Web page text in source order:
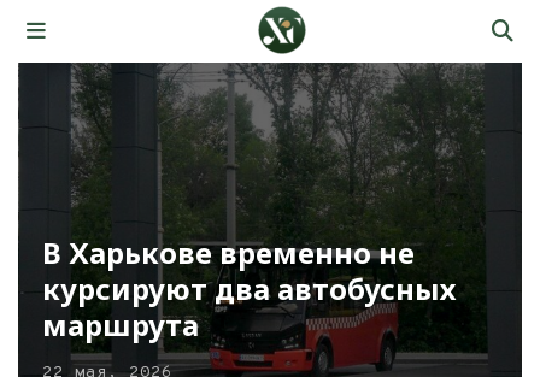
В Харькове временно не
курсируют два автобусных
маршрута
22 мая, 2026